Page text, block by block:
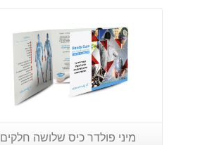
מיני פולדר כיס שלושה חלקים